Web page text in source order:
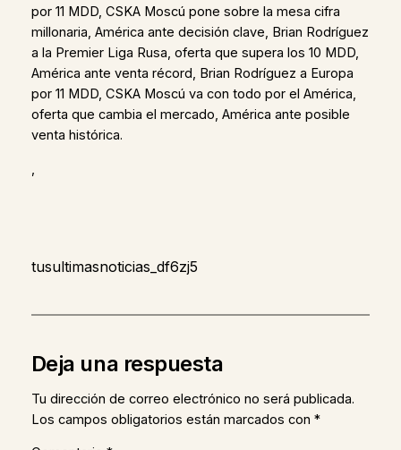
por 11 MDD, CSKA Moscú pone sobre la mesa cifra
millonaria, América ante decisión clave, Brian Rodríguez
a la Premier Liga Rusa, oferta que supera los 10 MDD,
América ante venta récord, Brian Rodríguez a Europa
por 11 MDD, CSKA Moscú va con todo por el América,
oferta que cambia el mercado, América ante posible
venta histórica.
tusultimasnoticias_df6zj5
Deja una respuesta
Tu dirección de correo electrónico no será publicada.
Los campos obligatorios están marcados con *